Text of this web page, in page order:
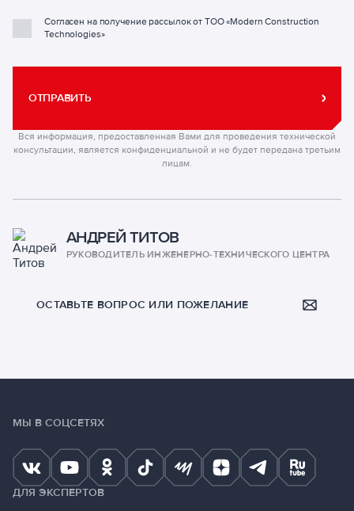
АНДРЕЙ ТИТОВ
РУКОВОДИТЕЛЬ ИНЖЕНЕРНО-ТЕХНИЧЕСКОГО ЦЕНТРА
ОСТАВЬТЕ ВОПРОС ИЛИ ПОЖЕЛАНИЕ
Согласен на получение рассылок от ТОО «Modern Construction
Technologies»
ОТПРАВИТЬ
Вся информация, предоставленная Вами для проведения технической
консультации, является конфиденциальной и не будет передана третьим
лицам.
МЫ В СОЦСЕТЯХ
ДЛЯ ЭКСПЕРТОВ